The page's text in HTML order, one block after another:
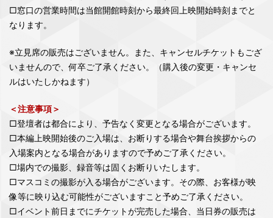
□窓口の営業時間は当館開館時刻から最終回上映開始時刻までと
なります。
※立見席の販売はございません。また、キャンセルチケットもござ
いませんので、何卒ご了承ください。（購入後の変更・キャンセ
ルはいたしかねます）
＜注意事項＞
□登壇者は都合により、予告なく変更となる場合がございます。
□本編上映開始後のご入場は、お断りする場合や舞台挨拶からの
入場案内となる場合がありますので予めご了承ください。
□場内での撮影、録音等は固くお断りいたします。
□マスコミの撮影が入る場合がございます。その際、お客様が映
像等に映り込む可能性がございますこと予めご了承ください。
□イベント前日までにチケットが完売した場合、当日券の販売は